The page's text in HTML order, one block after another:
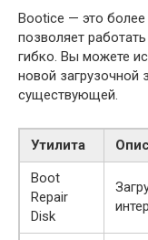
Bootice — это более
позволяет
гибко. Вы можете
новой загрузочной
существующей.
Утилита
Boot
Repair
Disk